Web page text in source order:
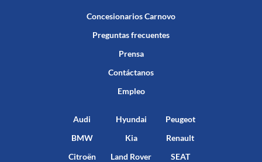
Concesionarios Carnovo
Preguntas frecuentes
Prensa
Contáctanos
Empleo
Audi
BMW
Citroën
Hyundai
Kia
Land Rover
Peugeot
Renault
SEAT